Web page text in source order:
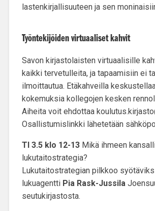
lastenkirjallisuuteen ja sen
Työntekijöiden virtuaaliset kahvit
Savon kirjastolaisten virtuaalisille
kaikki tervetulleita, ja tapaamisiin ei
ilmoittautua. Etäkahveilla
kokemuksia kollegojen kesken
Aiheita voit ehdottaa
Osallistumislinkki lähetetään
TI 3.5 klo 12-13Mikä ihmeen
lukutaitostrategia?
Lukutaitostrategian pilkkoo
lukuagentti Pia Rask-Jussila
seutukirjastosta.